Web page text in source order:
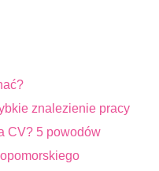
znalezienie pracy
CV? 5 powodów